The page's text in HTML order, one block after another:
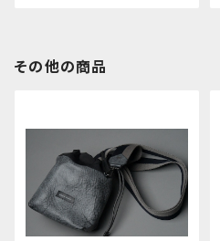
その他の商品